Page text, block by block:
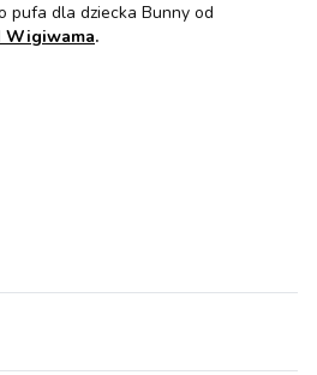
pufa dla dziecka Bunny od
Wigiwama.